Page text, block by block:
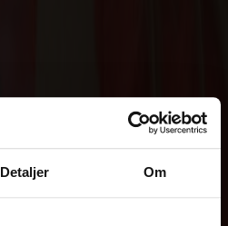
Detaljer Om